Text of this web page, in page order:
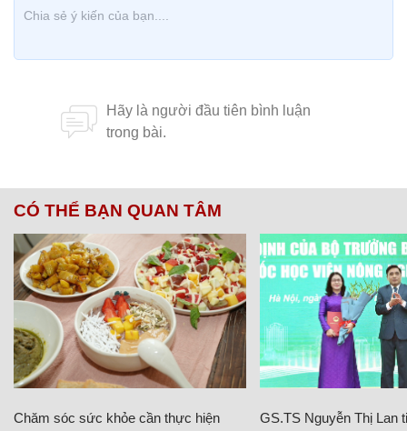
CÓ THỂ BẠN QUAN TÂM
Chăm sóc sức khỏe cần thực hiện
GS.TS Nguyễn Thị Lan